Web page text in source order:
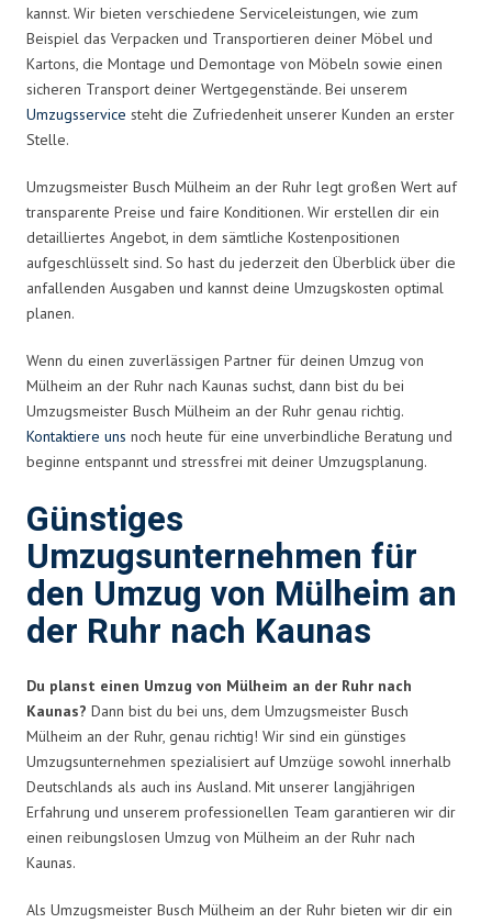
kannst. Wir bieten verschiedene Serviceleistungen, wie zum
Beispiel das Verpacken und Transportieren deiner Möbel und
Kartons, die Montage und Demontage von Möbeln sowie einen
sicheren Transport deiner Wertgegenstände. Bei unserem
Umzugsservice steht die Zufriedenheit unserer Kunden an erster
Stelle.
Umzugsmeister Busch Mülheim an der Ruhr legt großen Wert auf
transparente Preise und faire Konditionen. Wir erstellen dir ein
detailliertes Angebot, in dem sämtliche Kostenpositionen
aufgeschlüsselt sind. So hast du jederzeit den Überblick über die
anfallenden Ausgaben und kannst deine Umzugskosten optimal
planen.
Wenn du einen zuverlässigen Partner für deinen Umzug von
Mülheim an der Ruhr nach Kaunas suchst, dann bist du bei
Umzugsmeister Busch Mülheim an der Ruhr genau richtig.
Kontaktiere uns noch heute für eine unverbindliche Beratung und
beginne entspannt und stressfrei mit deiner Umzugsplanung.
Günstiges
Umzugsunternehmen für
den Umzug von Mülheim an
der Ruhr nach Kaunas
Du planst einen Umzug von Mülheim an der Ruhr nach
Kaunas? Dann bist du bei uns, dem Umzugsmeister Busch
Mülheim an der Ruhr, genau richtig! Wir sind ein günstiges
Umzugsunternehmen spezialisiert auf Umzüge sowohl innerhalb
Deutschlands als auch ins Ausland. Mit unserer langjährigen
Erfahrung und unserem professionellen Team garantieren wir dir
einen reibungslosen Umzug von Mülheim an der Ruhr nach
Kaunas.
Als Umzugsmeister Busch Mülheim an der Ruhr bieten wir dir ein